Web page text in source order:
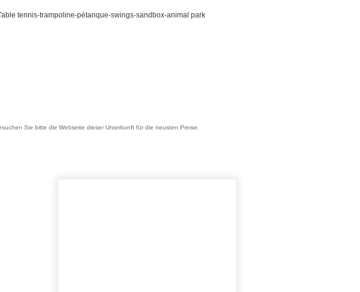
tennis-trampoline-pétanque-swings-sandbox-animal park
Sie bitte die Webseite dieser Unterkunft für die neusten Preise.